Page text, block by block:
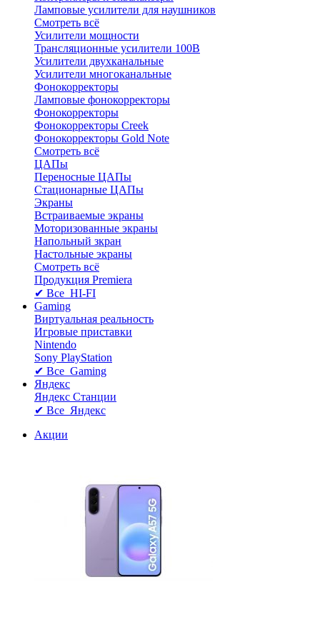
Ламповые усилители для наушников
Смотреть всё
Усилители мощности
Трансляционные усилители 100В
Усилители двухканальные
Усилители многоканальные
Фонокорректоры
Ламповые фонокорректоры
Фонокорректоры
Фонокорректоры Creek
Фонокорректоры Gold Note
Смотреть всё
ЦАПы
Переносные ЦАПы
Стационарные ЦАПы
Экраны
Встраиваемые экраны
Моторизованные экраны
Напольный зкран
Настольные экраны
Смотреть всё
Продукция Premiera
✔ Все HI-FI
Gaming
Виртуальная реальность
Игровые приставки
Nintendo
Sony PlayStation
✔ Все Gaming
Яндекс
Яндекс Станции
✔ Все Яндекс
Акции